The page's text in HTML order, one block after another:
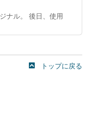
ナル。 後日、使用
トップに戻る